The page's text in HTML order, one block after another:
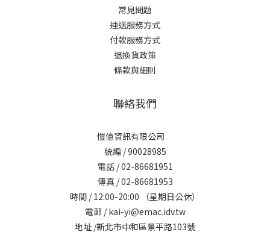
常見問題
運送服務方式
付款服務方式
退換貨政策
條款與細則
聯絡我們
愷億資訊有限公司
統編 / 90028985
電話 / 02-86681951
傳真 / 02-86681953
時間 / 12:00-20:00 （星期日公休）
電郵 / kai-yi@emac.idv.tw
地址 /新北市中和區景平路103號